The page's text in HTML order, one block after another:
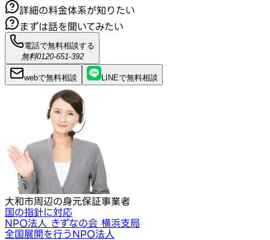
詳細の料金体系が知りたい
まずは話を聞いてみたい
電話で無料相談する
無料0120-651-392
webで無料相談 LINEで無料相談
大和市周辺の身元保証事業者
国の指針に対応
NPO法人 きずなの会 横浜支局
全国展開を行うNPO法人